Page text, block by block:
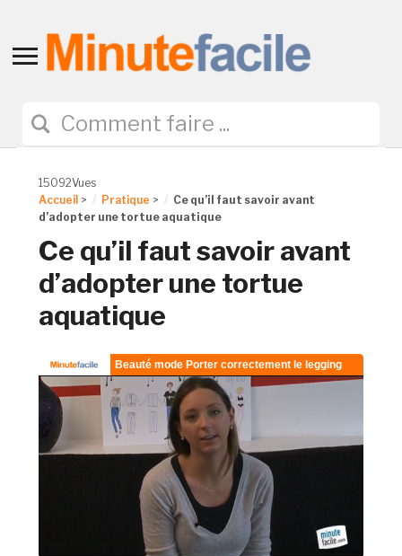
Toggle
navigation
15092Vues
Accueil > Pratique >
Ce qu’il faut savoir avant
d’adopter une tortue aquatique
Ce qu’il faut savoir avant
d’adopter une tortue
aquatique